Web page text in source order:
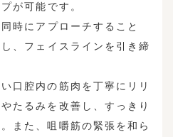
が可能です。
時にアプローチすること
、フェイスラインを引き締
口腔内の筋肉を丁寧にリリ
たるみを改善し、すっきり
また、咀嚼筋の緊張を和ら